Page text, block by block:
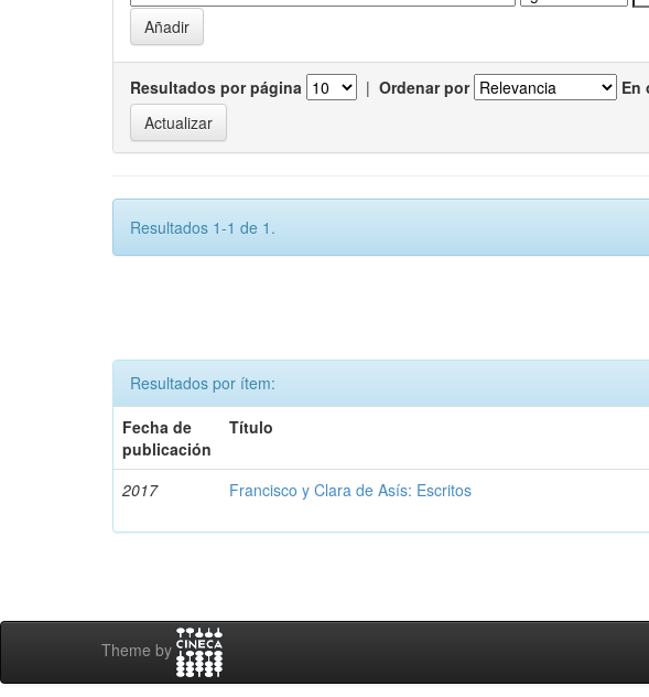
Resultados por página | Ordenar por En
Resultados 1-1 de 1.
Resultados por ítem:
Fecha de
publicación
Título
2017 Francisco y Clara de Asís: Escritos
Theme by